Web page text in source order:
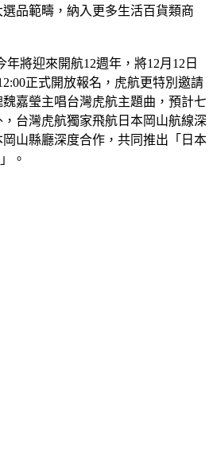
品範疇，納入更多生活百貨類商
年將迎來開航12週年，將12月12日
正式開放報名，虎航更特別邀請
嘉瑩主唱台灣虎航主題曲，預計七
台灣虎航獨家飛航日本岡山航線深
山縣廳深度合作，共同推出「日本
。